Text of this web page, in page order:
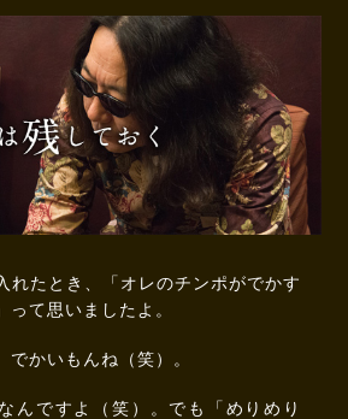
れたとき、「オレのチンポがでかす
って思いましたよ。
でかいもんね（笑）。
んですよ（笑）。でも「めりめり